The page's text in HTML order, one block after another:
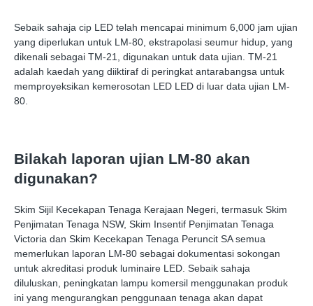
Sebaik sahaja cip LED telah mencapai minimum 6,000 jam ujian
yang diperlukan untuk LM-80, ekstrapolasi seumur hidup, yang
dikenali sebagai TM-21, digunakan untuk data ujian. TM-21
adalah kaedah yang diiktiraf di peringkat antarabangsa untuk
memproyeksikan kemerosotan LED LED di luar data ujian LM-
80.
Bilakah laporan ujian LM-80 akan
digunakan?
Skim Sijil Kecekapan Tenaga Kerajaan Negeri, termasuk Skim
Penjimatan Tenaga NSW, Skim Insentif Penjimatan Tenaga
Victoria dan Skim Kecekapan Tenaga Peruncit SA semua
memerlukan laporan LM-80 sebagai dokumentasi sokongan
untuk akreditasi produk luminaire LED. Sebaik sahaja
diluluskan, peningkatan lampu komersil menggunakan produk
ini yang mengurangkan penggunaan tenaga akan dapat